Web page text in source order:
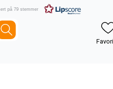
på 79 stemmer